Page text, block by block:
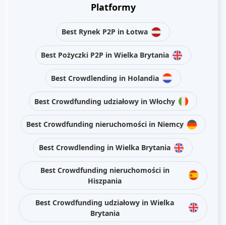
Platformy
Best Rynek P2P in Łotwa
Best Pożyczki P2P in Wielka Brytania
Best Crowdlending in Holandia
Best Crowdfunding udziałowy in Włochy
Best Crowdfunding nieruchomości in Niemcy
Best Crowdlending in Wielka Brytania
Best Crowdfunding nieruchomości in
Hiszpania
Best Crowdfunding udziałowy in Wielka
Brytania